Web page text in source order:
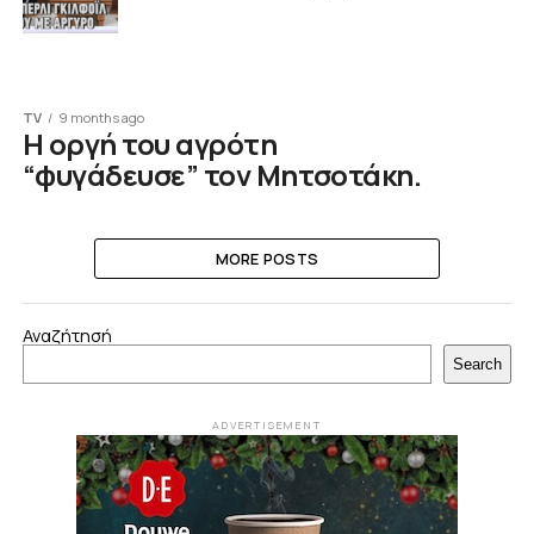
TV 9 months ago
Η οργή του αγρότη
“φυγάδευσε” τον Μητσοτάκη.
MORE POSTS
Αναζήτησή
Search
ADVERTISEMENT